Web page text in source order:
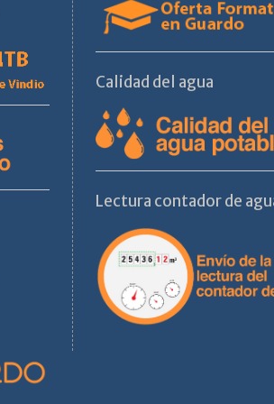
Calidad del agua
Lectura contador de